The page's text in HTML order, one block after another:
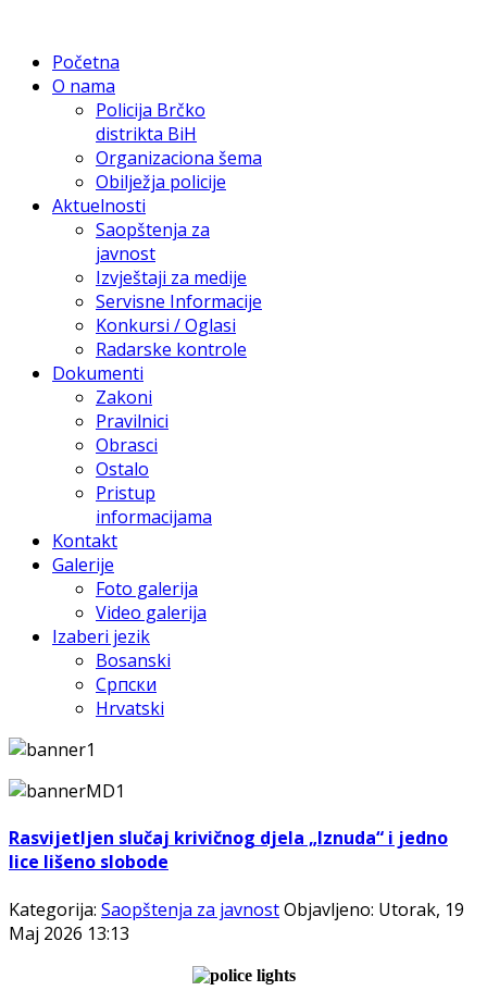
Početna
O nama
Policija Brčko
distrikta BiH
Organizaciona šema
Obilježja policije
Aktuelnosti
Saopštenja za
javnost
Izvještaji za medije
Servisne Informacije
Konkursi / Oglasi
Radarske kontrole
Dokumenti
Zakoni
Pravilnici
Obrasci
Ostalo
Pristup
informacijama
Kontakt
Galerije
Foto galerija
Video galerija
Izaberi jezik
Bosanski
Српски
Hrvatski
Rasvijetljen slučaj krivičnog djela „Iznuda“ i jedno
lice lišeno slobode
Kategorija: Saopštenja za javnostObjavljeno: Utorak, 19
Maj 2026 13:13